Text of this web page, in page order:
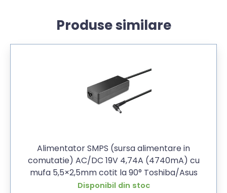
Produse similare
Alimentator SMPS (sursa alimentare in
comutatie) AC/DC 19V 4,74A (4740mA) cu
mufa 5,5×2,5mm cotit la 90° Toshiba/Asus
Disponibil din stoc